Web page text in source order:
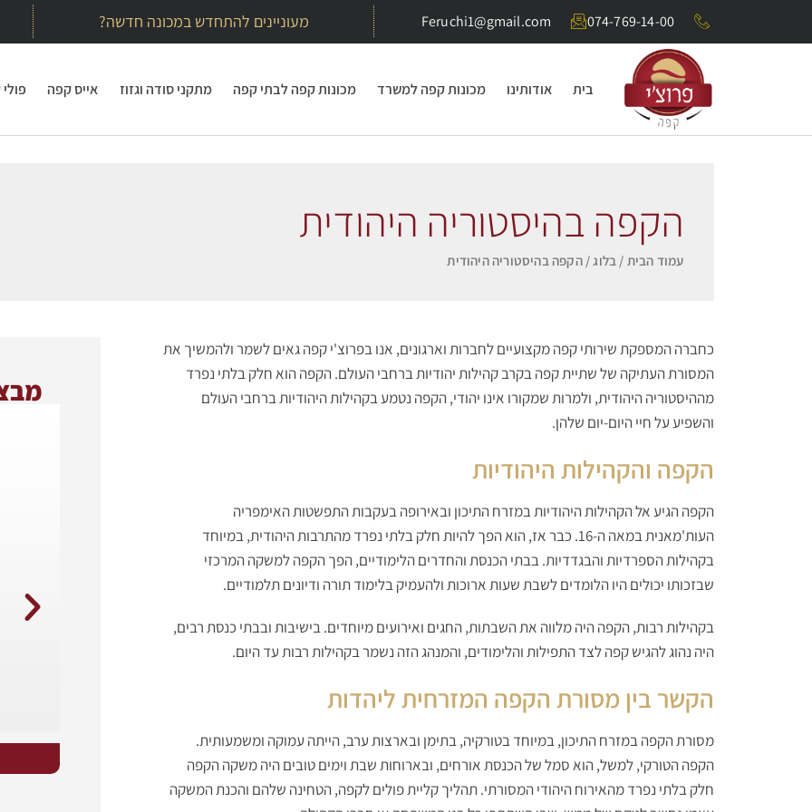
074-769-14-00
Feruchi1@gmail.com מעוניינים להתחדש במכונה חדשה?
בית אודותינו מכונות קפה למשרד מכונות קפה לבתי קפה מתקני סודה וגזוז אייס קפה
הקפה בהיסטוריה היהודית
עמוד הבית / בלוג / הקפה בהיסטוריה היהודית
כחברה המספקת שירותי קפה מקצועיים לחברות וארגונים, אנו בפרוצ'י קפה גאים לשמר ולהמשיך את
המסורת העתיקה של שתיית קפה בקרב קהילות יהודיות ברחבי העולם. הקפה הוא חלק בלתי נפרד
מההיסטוריה היהודית, ולמרות שמקורו אינו יהודי, הקפה נטמע בקהילות היהודיות ברחבי העולם
והשפיע על חיי היום-יום שלהן.
הקפה והקהילות היהודיות
הקפה הגיע אל הקהילות היהודיות במזרח התיכון ובאירופה בעקבות התפשטות האימפריה
העות'מאנית במאה ה-16. כבר אז, הוא הפך להיות חלק בלתי נפרד מהתרבות היהודית, במיוחד
בקהילות הספרדיות והבגדדיות. בבתי הכנסת והחדרים הלימודיים, הפך הקפה למשקה המרכזי
שבזכותו יכולים היו הלומדים לשבת שעות ארוכות ולהעמיק בלימוד תורה ודיונים תלמודיים.
בקהילות רבות, הקפה היה מלווה את השבתות, החגים ואירועים מיוחדים. בישיבות ובבתי כנסת רבים,
היה נהוג להגיש קפה לצד התפילות והלימודים, והמנהג הזה נשמר בקהילות רבות עד היום.
הקשר בין מסורת הקפה המזרחית ליהדות
מסורת הקפה במזרח התיכון, במיוחד בטורקיה, בתימן ובארצות ערב, הייתה עמוקה ומשמעותית.
הקפה הטורקי, למשל, הוא סמל של הכנסת אורחים, ובארוחות שבת וימים טובים היה משקה הקפה
חלק בלתי נפרד מהאירוח היהודי המסורתי. תהליך קליית פולים לקפה, הטחינה שלהם והכנת המשקה